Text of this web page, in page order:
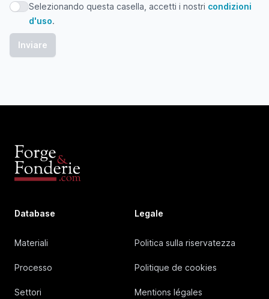
Selezionando questa casella, accetti i nostri condizioni
Selezionando questa casella, accetti i nostri condizioni
d'uso.
Database
Materiali
Processo
Settori
Legale
Politica sulla riservatezza
Politique de cookies
Mentions légales